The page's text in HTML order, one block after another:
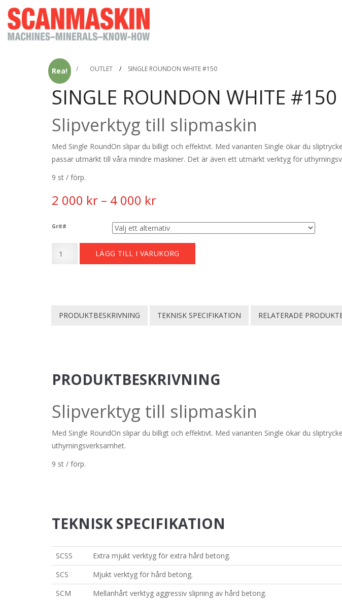
HEM / OUTLET / SINGLE ROUNDON WHITE #150
SINGLE ROUNDON WHITE #150
Slipverktyg till slipmaskin
Med Single RoundOn slipar du billigt och effektivt. Med varianten Single ökar du
passar utmärkt till våra mindre maskiner. Det är även ett utmärkt verktyg för
9 st / förp.
2 000 kr – 4 000 krPrice
range:
2
000 kr
4
Grit#
LÄGG TILL I VARUKORG
Rea!
PRODUKTBESKRIVNING TEKNISK SPECIFIKATION RELATERADE
PRODUKTBESKRIVNING
Slipverktyg till slipmaskin
Med Single RoundOn slipar du billigt och effektivt. Med varianten Single ökar du
uthyrningsverksamhet.
9 st / förp.
TEKNISK SPECIFIKATION
SCSS
Extra mjukt verktyg för extra hård betong.
SCS
Mjukt verktyg för hård betong.
SCM
Mellanhårt verktyg aggressiv slipning av hård betong.